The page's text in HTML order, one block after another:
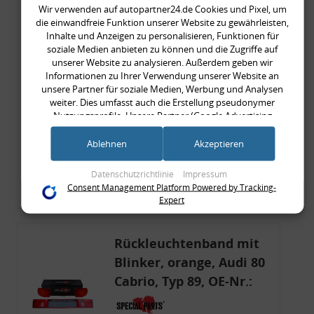
Rückleuchtenband mit
Blinker, rot, US-Ecken,
Audi 80 Cabrio, Typ 89,
OE-Nr.: 8G0945225 +
8G0945225C
999,99 €
Merkzettel
Zum Artikel
Rückleuchtenband mit
Blinker, orange, Audi 80
Cabrio, Typ 89, OE-Nr.:
8G0945225 + 8G0945225C
Wir verwenden auf autopartner24.de Cookies und Pixel, um
die einwandfreie Funktion unserer Website zu gewährleisten,
Inhalte und Anzeigen zu personalisieren, Funktionen für
soziale Medien anbieten zu können und die Zugriffe auf
unserer Website zu analysieren. Außerdem geben wir
Informationen zu Ihrer Verwendung unserer Website an
unsere Partner für soziale Medien, Werbung und Analysen
weiter. Dies umfasst auch die Erstellung pseudonymer
Nutzungsprofile. Unsere Partner (Google Advertising
Products) führen diese Informationen möglicherweise mit
weiteren Daten zusammen, die Sie ihnen bereitgestellt haben
im Rahmen Ihrer Nutzung der Dienste gesammelt haben
(bspw. Nutzungsdaten anderer Geräte). Ihre Einwilligung zur
Nutzung von Cookies und Pixeln können Sie jederzeit
widerrufen, indem Sie auf den Datenschutz-Button links
Zwecke der Datenverarbeitung durch unsere Partner:
Speichern von oder Zugriff auf Informationen auf einem Endgerät
Verwendung reduzierter Daten zur Auswahl von Werbeanzeigen
Erstellung von Profilen für personalisierte Werbung
Datenschutzrichtlinie Impressum
Ablehnen Akzeptieren
Consent Management Platform Powered by Tracking-
Expert